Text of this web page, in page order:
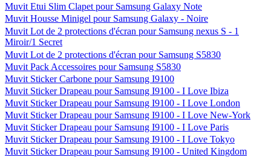
Muvit Etui Slim Clapet pour Samsung Galaxy Note
Muvit Housse Minigel pour Samsung Galaxy - Noire
Muvit Lot de 2 protections d'écran pour Samsung nexus S - 1
Miroir/1 Secret
Muvit Lot de 2 protections d'écran pour Samsung S5830
Muvit Pack Accessoires pour Samsung S5830
Muvit Sticker Carbone pour Samsung I9100
Muvit Sticker Drapeau pour Samsung I9100 - I Love Ibiza
Muvit Sticker Drapeau pour Samsung I9100 - I Love London
Muvit Sticker Drapeau pour Samsung I9100 - I Love New-York
Muvit Sticker Drapeau pour Samsung I9100 - I Love Paris
Muvit Sticker Drapeau pour Samsung I9100 - I Love Tokyo
Muvit Sticker Drapeau pour Samsung I9100 - United Kingdom